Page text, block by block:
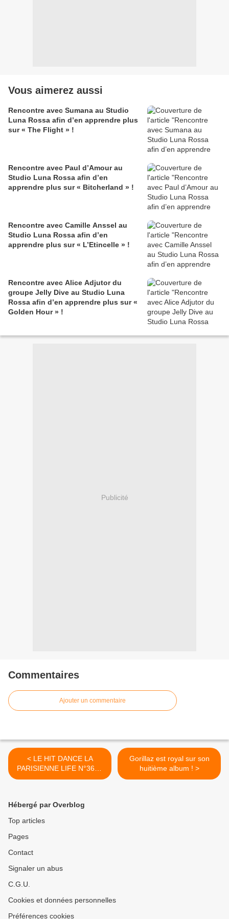
Vous aimerez aussi
Rencontre avec Sumana au Studio
Luna Rossa afin d’en apprendre plus
sur « The Flight » !
Rencontre avec Paul d’Amour au
Studio Luna Rossa afin d’en
apprendre plus sur « Bitcherland » !
Rencontre avec Camille Anssel au
Studio Luna Rossa afin d’en
apprendre plus sur « L’Etincelle » !
Rencontre avec Alice Adjutor du
groupe Jelly Dive au Studio Luna
Rossa afin d’en apprendre plus sur «
Golden Hour » !
Publicité
Commentaires
Ajouter un commentaire
< LE HIT DANCE LA
PARISIENNE LIFE N°363 -
24 FÉVRIER 2023
Gorillaz est royal sur son
huitième album ! >
Hébergé par Overblog
Top articles
Pages
Contact
Signaler un abus
C.G.U.
Cookies et données personnelles
Préférences cookies